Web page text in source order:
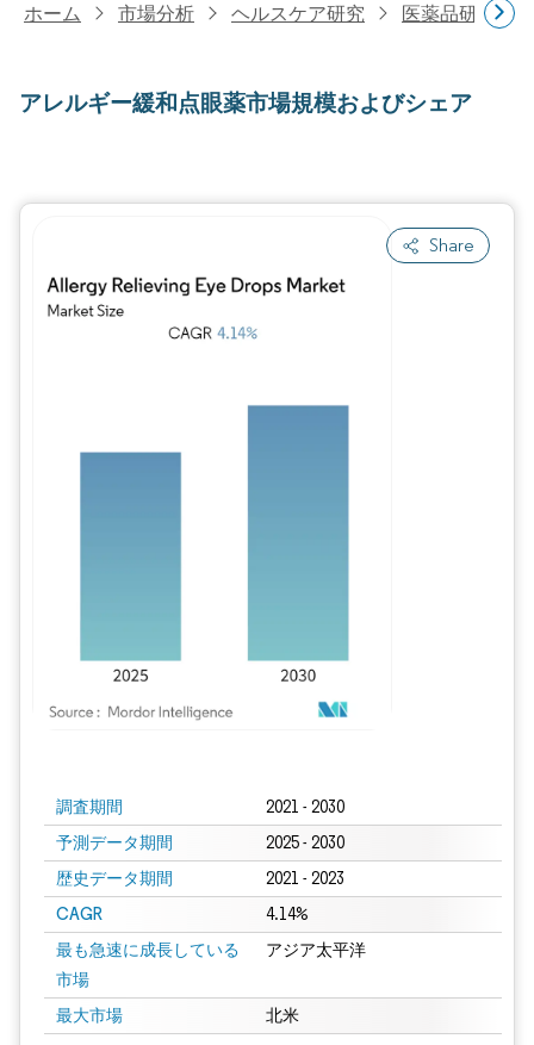
ホーム 市場分析 ヘルスケア研究 医薬品研究
アレルギー緩和点眼薬市場規模およびシェア
Share
調査期間 2021 - 2030
予測データ期間 2025 - 2030
歴史データ期間 2021 - 2023
CAGR 4.14%
最も急速に成長している
市場
アジア太平洋
最大市場 北米